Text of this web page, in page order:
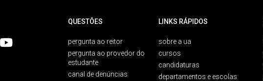
QUESTÕES
pergunta ao reitor
pergunta ao provedor do
estudante
canal de denúncias
LINKS RÁPIDOS
sobre a ua
cursos
candidaturas
departamentos e escolas